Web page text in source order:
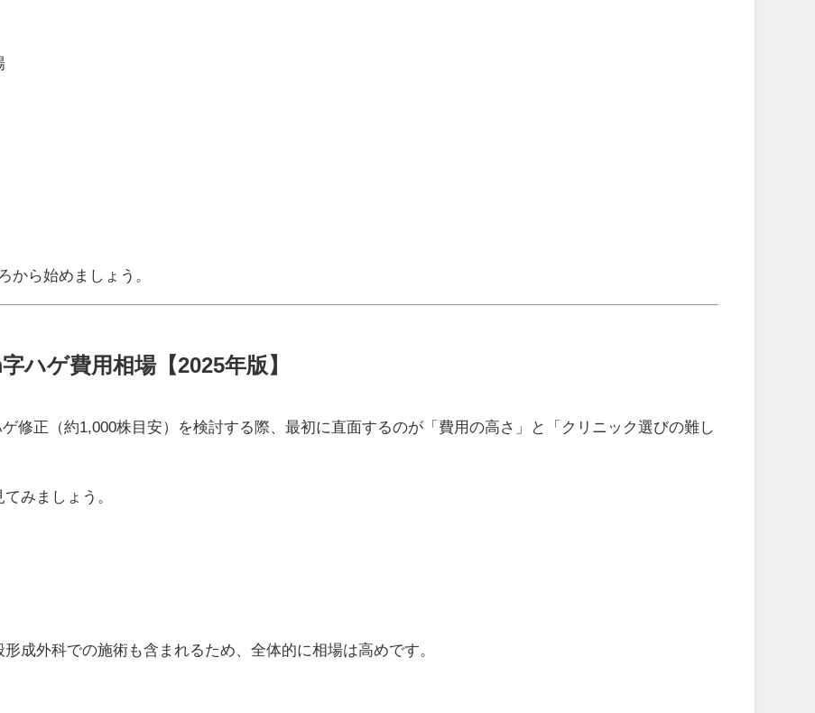
から始めましょう。
ハゲ費用相場【2025年版】
修正（約1,000株目安）を検討する際、最初に直面するのが「費用の高さ」と「クリニック選びの難し
みましょう。
成外科での施術も含まれるため、全体的に相場は高めです。